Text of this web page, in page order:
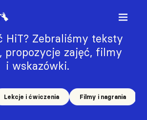
HiT? Zebraliśmy teksty
propozycje zajęć, filmy
i wskazówki.
Lekcje i ćwiczenia Filmy i nagrania